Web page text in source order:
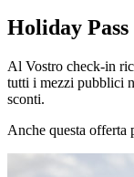
Holiday Pass
Al Vostro check-in
tutti i mezzi pubblici
sconti.
Anche questa offerta